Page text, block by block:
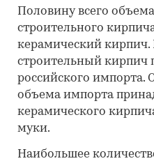
Половину всего
строительного
керамический
строительный кирпич
российского импорта.
объема импорта
керамического
муки.
Наибольшее